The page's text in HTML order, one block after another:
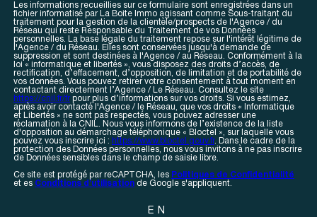
Les informations recueillies sur ce formulaire sont enregistrées dans un
fichier informatisé par La Boite Immo agissant comme Sous-traitant du
traitement pour la gestion de la clientèle/prospects de l'Agence / du
Réseau qui reste Responsable du Traitement de vos Données
personnelles. La base légale du traitement repose sur l'intérêt légitime de
l'Agence / du Réseau. Elles sont conservées jusqu'à demande de
suppression et sont destinées à l'Agence / au Réseau. Conformément à la
loi « informatique et libertés », vous disposez des droits d’accès, de
rectification, d’effacement, d’opposition, de limitation et de portabilité de
vos données. Vous pouvez retirer votre consentement à tout moment en
contactant directement l’Agence / Le Réseau. Consultez le site
https://cnil.fr/frpour plus d’informations sur vos droits. Si vous estimez,
après avoir contacté l'Agence / le Réseau, que vos droits « Informatique
et Libertés » ne sont pas respectés, vous pouvez adresser une
réclamation à la CNIL. Nous vous informons de l’existence de la liste
d'opposition au démarchage téléphonique « Bloctel », sur laquelle vous
pouvez vous inscrire ici : https://www.bloctel.gouv.fr. Dans le cadre de la
protection des Données personnelles, nous vous invitons à ne pas inscrire
de Données sensibles dans le champ de saisie libre.
Ce site est protégé par reCAPTCHA, les Politiques de Confidentialité
et es Conditions d'utilisation de Google s'appliquent.
EN